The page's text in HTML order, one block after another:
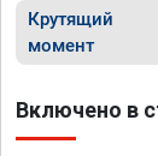
Крутящий
момент
Включено в